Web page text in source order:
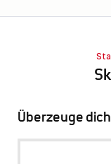
Überzeuge